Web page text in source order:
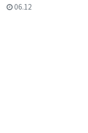
등록일
06.12